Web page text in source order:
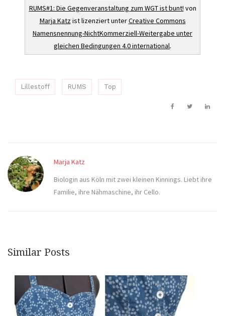
RUMS#1: Die Gegenveranstaltung zum WGT ist bunt! von
Marja Katzist lizenziert unterCreative Commons
Namensnennung-NichtKommerziell-Weitergabe unter
gleichen Bedingungen 4.0 international.
Lillestoff RUMS Top
Marja Katz
Biologin aus Köln mit zwei kleinen Kinnings. Liebt ihre
Familie, ihre Nähmaschine, ihr Cello.
Similar Posts